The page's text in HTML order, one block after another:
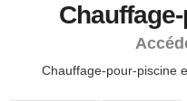
Chauffage-pour-piscine